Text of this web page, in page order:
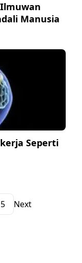
Manusia
Seperti
5 Next